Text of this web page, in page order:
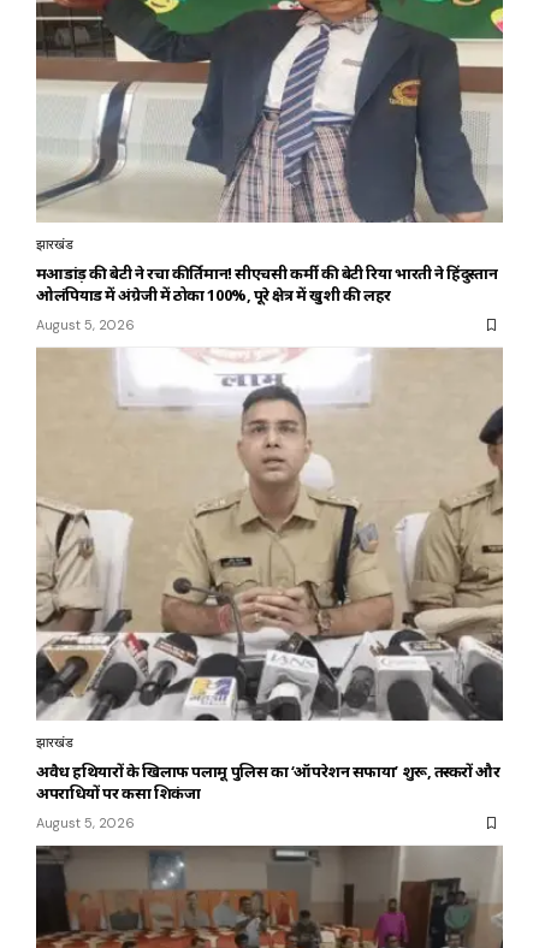
झारखंड
महुआडांड़ की बेटी ने रचा कीर्तिमान! सीएचसी कर्मी की बेटी रिया भारती ने हिंदुस्तान
ओलंपियाड में अंग्रेजी में ठोका 100%, पूरे क्षेत्र में खुशी की लहर
August 5, 2026
झारखंड
अवैध हथियारों के खिलाफ पलामू पुलिस का ‘ऑपरेशन सफाया’ शुरू, तस्करों और
अपराधियों पर कसा शिकंजा
August 5, 2026